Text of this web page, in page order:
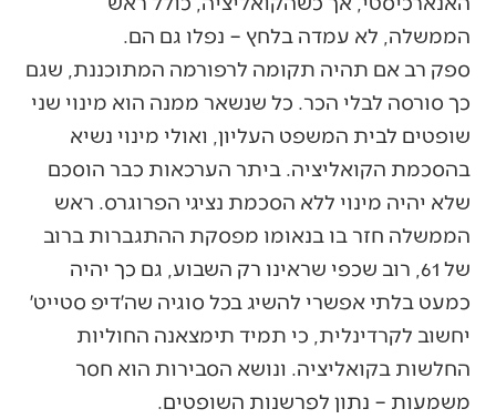
הממשלה, לא עמדה בלחץ – נפלו גם הם.
ספק רב אם תהיה תקומה לרפורמה המתוכננת, שגם
כך סורסה לבלי הכר. כל שנשאר ממנה הוא מינוי שני
שופטים לבית המשפט העליון, ואולי מינוי נשיא
בהסכמת הקואליציה. ביתר הערכאות כבר הוסכם
שלא יהיה מינוי ללא הסכמת נציגי הפרוגרס. ראש
הממשלה חזר בו בנאומו מפסקת ההתגברות ברוב
של 61, רוב שכפי שראינו רק השבוע, גם כך יהיה
כמעט בלתי אפשרי להשיג בכל סוגיה שה׳דיפ סטייט׳
יחשוב לקרדינלית, כי תמיד תימצאנה החוליות
החלשות בקואליציה. ונושא הסבירות הוא חסר
משמעות – נתון לפרשנות השופטים.